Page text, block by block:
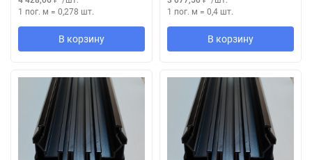
1 пог. м = 0,278 шт.
В корзину
1 пог. м = 0,4 шт.
В корзину